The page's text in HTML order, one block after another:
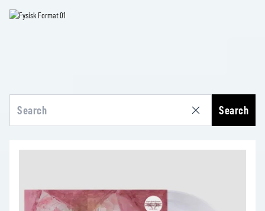
Search